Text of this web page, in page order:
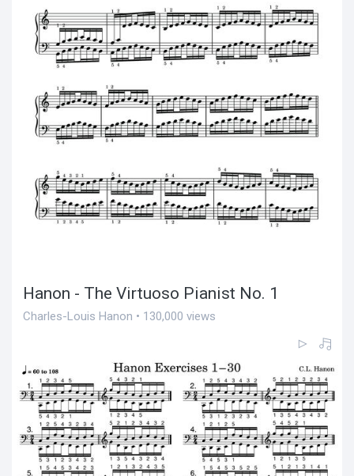
Hanon - The Virtuoso Pianist No. 1
Charles-Louis Hanon • 130,000 views